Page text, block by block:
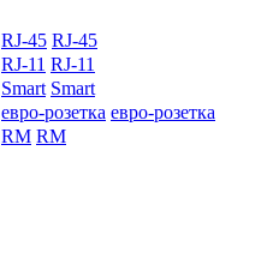
RJ-45 RJ-45
RJ-11 RJ-11
Smart Smart
евро-розетка евро-розетка
RM RM